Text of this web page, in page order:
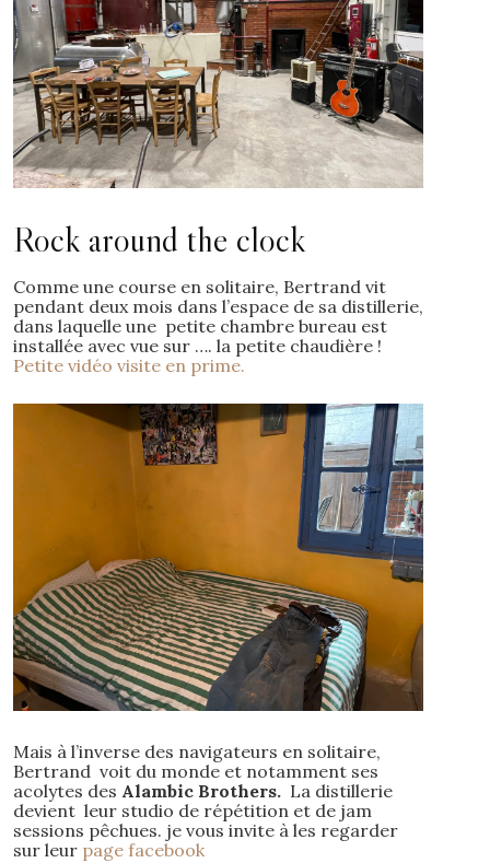
Rock around the clock
Comme une course en solitaire, Bertrand vit
pendant deux mois dans l’espace de sa distillerie,
dans laquelle une petite chambre bureau est
installée avec vue sur …. la petite chaudière !
Petite vidéo visite en prime.
Mais à l’inverse des navigateurs en solitaire,
Bertrand voit du monde et notamment ses
acolytes des Alambic Brothers. La distillerie
devient leur studio de répétition et de jam
sessions pêchues. je vous invite à les regarder
sur leur page facebook